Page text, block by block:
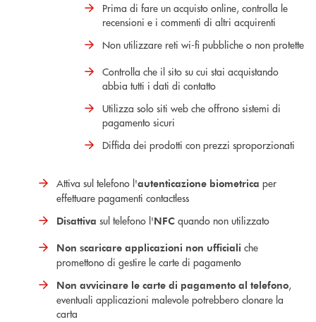
Prima di fare un acquisto online, controlla le
recensioni e i commenti di altri acquirenti
Non utilizzare reti wi-fi pubbliche o non protette
Controlla che il sito su cui stai acquistando
abbia tutti i dati di contatto
Utilizza solo siti web che offrono sistemi di
pagamento sicuri
Diffida dei prodotti con prezzi sproporzionati
Attiva sul telefono l'autenticazione biometrica per
effettuare pagamenti contactless
Disattiva sul telefono l'NFC quando non utilizzato
Non scaricare applicazioni non ufficiali che
promettono di gestire le carte di pagamento
Non avvicinare le carte di pagamento al telefono,
eventuali applicazioni malevole potrebbero clonare la
carta